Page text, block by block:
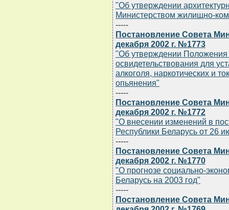
"Об утверждении
Министерством жилищно-
-----
Постановление Совета
декабря 2002 г. №1773
"Об утверждении Положения
освидетельствования для
алкоголя, наркотических и
опьянения"
-----
Постановление Совета
декабря 2002 г. №1772
"О внесении изменений в
Республики Беларусь от 26
-----
Постановление Совета
декабря 2002 г. №1770
"О прогнозе социально-
Беларусь на 2003 год"
-----
Постановление Совета